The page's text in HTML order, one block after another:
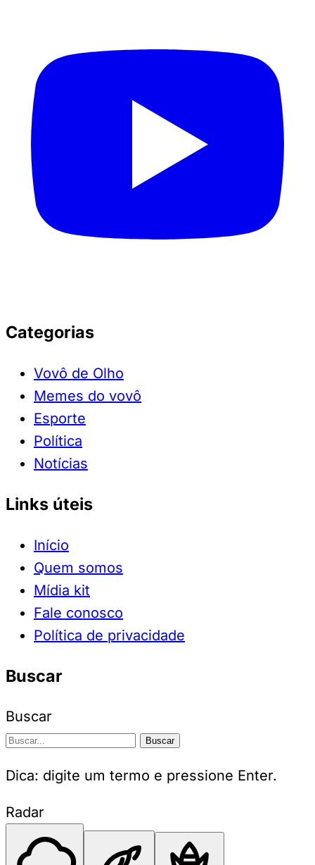
Categorias
Vovô de Olho
Memes do vovô
Esporte
Política
Notícias
Links úteis
Início
Quem somos
Mídia kit
Fale conosco
Política de privacidade
Buscar
Buscar
Buscar
Dica: digite um termo e pressione Enter.
Radar